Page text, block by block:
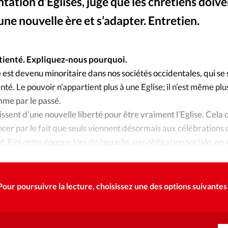
À propos
Mon
Nous
nouvelle ère et s’adapter. Entretien.
Expliquez-nous pourquoi.
devenu minoritaire dans nos sociétés occidentales, qui se
Le pouvoir n’appartient plus à une Eglise; il n’est même
par le passé.
d’une nouvelle liberté pour être vraiment l’Eglise. Cela
par le fait que seuls viennent désormais aux célébrations
Fini cette époque lors de laquelle, par obligation sociale,
poursuivre la lecture, choisissez une des options suivantes